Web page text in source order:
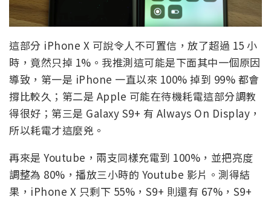
這部分 iPhone X 可說令人不可置信，放了超過 15 小
時，竟然只掉 1%。我推測這可能是下面其中一個原因
導致，第一是 iPhone 一直以來 100% 掉到 99% 都會
撐比較久；第二是 Apple 可能在待機耗電這部分調教
得很好；第三是 Galaxy S9+ 有 Always On Display，
所以耗電才這麼兇。
再來是 Youtube，兩支同樣充電到 100%，並把亮度
調整為 80%，播放三小時的 Youtube 影片。測得結
果，iPhone X 只剩下 55%，S9+ 則還有 67%，S9+